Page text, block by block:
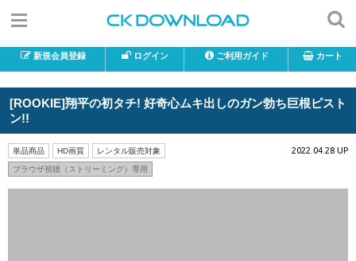
新規会員登録 ログイン ご利用ガイド カート
[ROOKIE]翔平の初タチ! 好奇心ムキ出しのガン勃ち巨根ピスト
ン!!
単品商品 HD画質 レンタル販売対象
ブラウザ視聴（ストリーミング）専用
2022.04.28 UP